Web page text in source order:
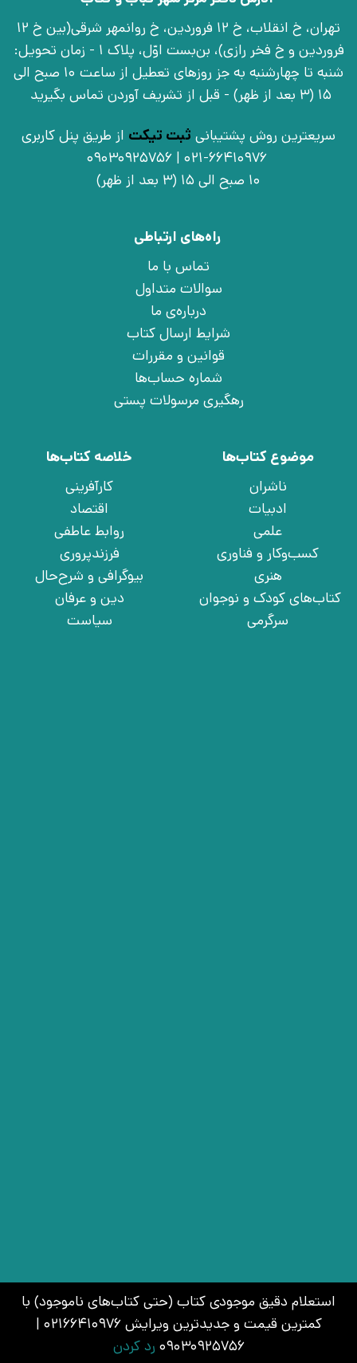
استعلام دقیق موجودی کتاب (حتی کتاب‌های ناموجود) با
کمترین قیمت و جدیدترین ویرایش 02166410976 |
09030925756 رد کردن
تهران، خ انقلاب، خ 12 فروردین، خ روانمهر شرقی(بین خ 12
فروردین و خ فخر رازی)، بن‌بست اوّل، پلاک 1 - زمان تحویل:
شنبه تا چهارشنبه به جز روزهای تعطیل از ساعت 10 صبح الی
15 (3 بعد از ظهر) - قبل از تشریف آوردن تماس بگیرید
سریعترین روش پشتیبانی ثبت تیکت از طریق پنل کاربری
021-66410976 | 09030925756
10 صبح الی 15 (3 بعد از ظهر)
راه‌های ارتباطی
تماس با ما
سوالات متداول
درباره‌ی ما
شرایط ارسال کتاب
قوانین و مقررات
شماره حساب‌ها
رهگیری مرسولات پستی
موضوع کتاب‌ها
ناشران
ادبیات
علمی
کسب‌وکار و فناوری
هنری
کتاب‌های کودک و نوجوان
سرگرمی
خلاصه کتاب‌ها
کارآفرینی
اقتصاد
روابط عاطفی
فرزندپروری
بیوگرافی و شرح‌حال
دین و عرفان
سیاست